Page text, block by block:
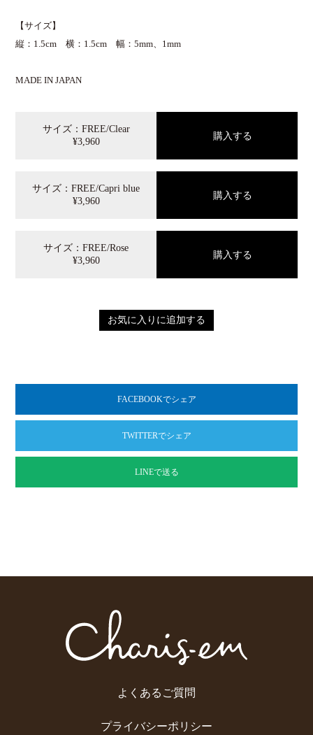
【サイズ】
縦：1.5cm 横：1.5cm 幅：5mm、1mm
MADE IN JAPAN
サイズ：FREE/Clear
¥3,960
サイズ：FREE/Capri blue
¥3,960
サイズ：FREE/Rose
¥3,960
お気に入りに追加する
FACEBOOKでシェア
TWITTERでシェア
LINEで送る
よくあるご質問
プライバシーポリシー